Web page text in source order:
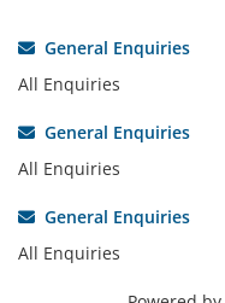
General Enquiries
All Enquiries
General Enquiries
All Enquiries
General Enquiries
All Enquiries